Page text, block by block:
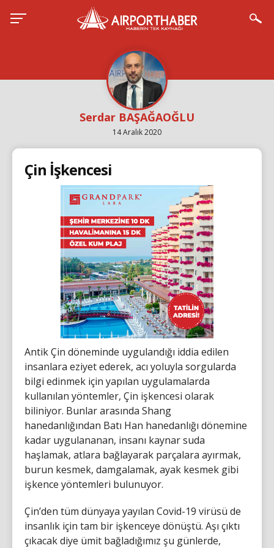
Serdar BAŞAĞAOĞLU
14 Aralık 2020
Çin İşkencesi
Antik Çin döneminde uygulandığı iddia edilen
insanlara eziyet ederek, acı yoluyla sorgularda
bilgi edinmek için yapılan uygulamalarda
kullanılan yöntemler, Çin işkencesi olarak
biliniyor. Bunlar arasında Shang
hanedanlığından Batı Han hanedanlığı dönemine
kadar uygulananan, insanı kaynar suda
haşlamak, atlara bağlayarak parçalara ayırmak,
burun kesmek, damgalamak, ayak kesmek gibi
işkence yöntemleri bulunuyor.
Çin’den tüm dünyaya yayılan Covid-19 virüsü de
insanlık için tam bir işkenceye dönüştü. Aşı çıktı
çıkacak diye ümit bağladığımız şu günlerde,